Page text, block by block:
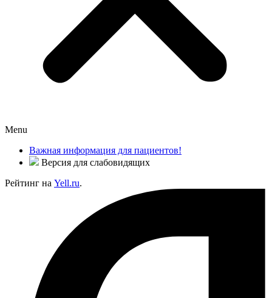
Menu
Важная информация для пациентов!
Версия для слабовидящих
Рейтинг на Yell.ru.